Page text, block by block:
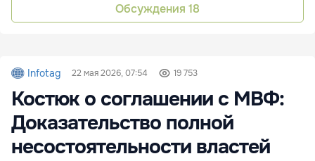
Обсуждения 18
Infotag 22 мая 2026, 07:54 19 753
Костюк о соглашении с МВФ:
Доказательство полной
несостоятельности властей